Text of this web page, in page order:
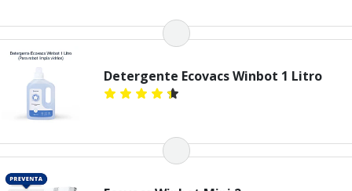
Detergente Ecovacs Winbot 1 Litro